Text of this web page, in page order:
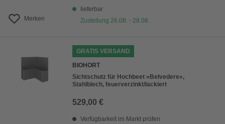
Merken
lieferbar
Zustellung 26.08. - 28.08.
GRATIS VERSAND
BIOHORT
Sichtschutz für Hochbeet »Belvedere«,
Stahlblech, feuerverzinkt/lackiert
529,00 €
Verfügbarkeit im Markt prüfen